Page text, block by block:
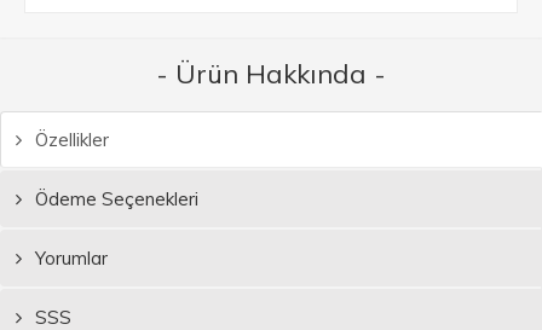
- Ürün Hakkında -
Özellikler
Ödeme Seçenekleri
Yorumlar
SSS